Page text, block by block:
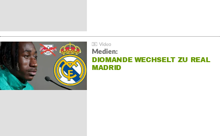
Medien:
DIOMANDE WECHSELT ZU REAL
MADRID